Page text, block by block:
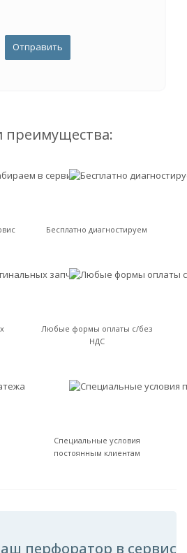
Бесплатно диагностируем
Любые формы оплаты с/без
НДС
Специальные условия
постоянным клиентам
перфоратор в сервис